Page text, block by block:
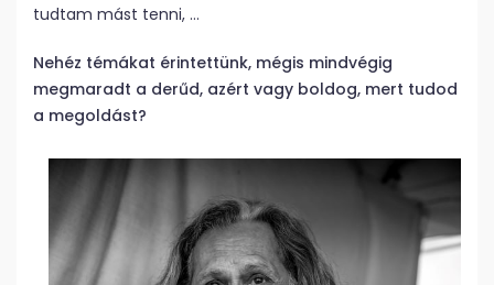
tudtam mást tenni, …
Nehéz témákat érintettünk, mégis mindvégig
megmaradt a derűd, azért vagy boldog, mert tudod
a megoldást?